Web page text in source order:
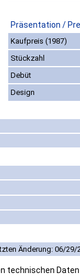
Präsentation /
Kaufpreis (1987)
Stückzahl
Debüt
Design
Änderung: 06/29/
technischen